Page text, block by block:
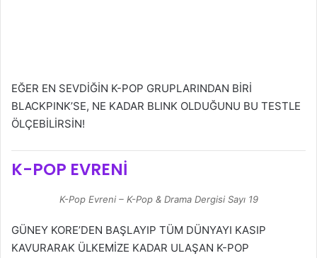
EĞER EN SEVDİĞİN K-POP GRUPLARINDAN BİRİ
BLACKPINK’SE, NE KADAR BLINK OLDUĞUNU BU TESTLE
ÖLÇEBİLİRSİN!
K-POP EVRENİ
K-Pop Evreni – K-Pop & Drama Dergisi Sayı 19
GÜNEY KORE’DEN BAŞLAYIP TÜM DÜNYAYI KASIP
KAVURARAK ÜLKEMİZE KADAR ULAŞAN K-POP